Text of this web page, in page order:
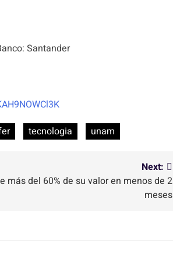
Santander
tecnologia unam
Next:
más del 60% de su valor en menos de 2
meses